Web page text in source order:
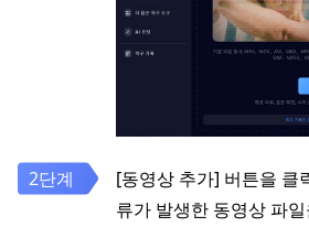
[동영상 추가] 버튼을 클
류가 발생한 동영상 파